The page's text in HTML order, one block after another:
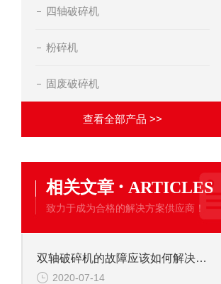
四轴破碎机
粉碎机
固废破碎机
查看全部产品 >>
相关文章 · ARTICLES
致力于成为合格的解决方案供应商！
双轴破碎机的故障应该如何解决呢？
2020-07-14